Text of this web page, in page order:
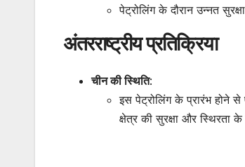
पेट्रोलिंग के दौरान उन्नत
अंतरराष्ट्रीय प्रतिक्रिया
चीन की स्थिति:
इस पेट्रोलिंग के प्रारंभ होने से
क्षेत्र की सुरक्षा और स्थिरता